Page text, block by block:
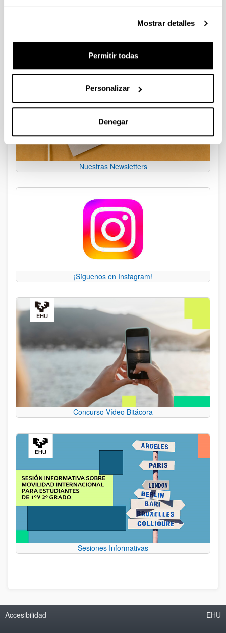
Mostrar detalles
Permitir todas
Personalizar
Denegar
Nuestras Newsletters
¡Síguenos en Instagram!
Concurso Vídeo Bitácora
Sesiones Informativas
Accesibilidad EHU